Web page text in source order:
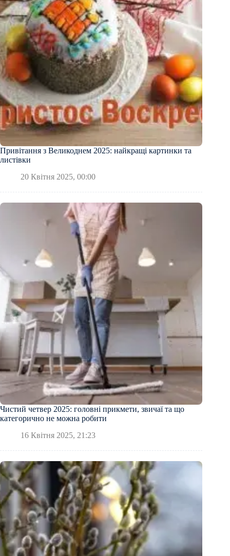
Привітання з Великоднем 2025: найкращі картинки та
листівки
20 Квітня 2025, 00:00
Чистий четвер 2025: головні прикмети, звичаї та що
категорично не можна робити
16 Квітня 2025, 21:23